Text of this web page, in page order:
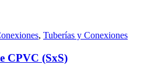
, Tuberías y Conexiones
CPVC (SxS)